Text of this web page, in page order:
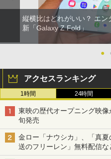
縦横比はどれがいい？ エン
新「Galaxy Z Fold」
●
アクセスランキング
1時間 24時間
東映の歴代オープニング映
旬発売
金ロー「ナウシカ」、「真
送のフリーレン」無料配信